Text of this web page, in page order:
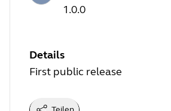
1.0.0
Details
First public release